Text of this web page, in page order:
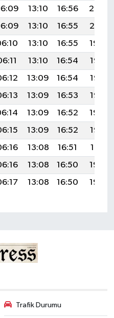
13:10 16:56
20:02
13:10 16:55
20:01
13:10 16:55
19:59
13:10 16:54
19:58
13:09 16:54
19:57
13:09 16:53
19:55
13:09 16:52
19:54
13:09 16:52
19:53
13:08 16:51
19:51
13:08 16:50
19:50
13:08 16:50 19:48
Trafik Durumu